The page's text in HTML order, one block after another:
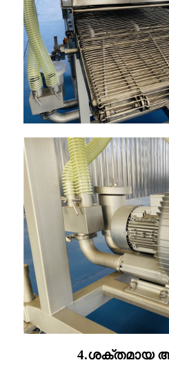
4.ശക്തമായ